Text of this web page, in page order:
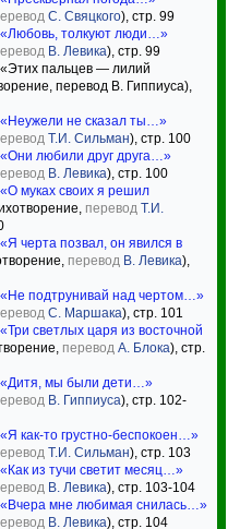
С. Свяцкого), стр. 99
«Любовь, толкуют люди…»
В. Левика), стр. 99
пальцев — лилий
перевод В. Гиппиуса),
«Неужели не сказал ты…»
Т.И. Сильман), стр. 100
«Они любили друг друга…»
В. Левика), стр. 100
«О муках своих я решил
перевод Т.И.
«Я черта позвал, он явился в
перевод В. Левика),
«Не подтрунивай над чертом…»
С. Маршака), стр. 101
«Три светлых царя из восточной
перевод А. Блока), стр.
«Дитя, мы были дети…»
В. Гиппиуса), стр. 102-
«Я как-то грустно-беспокоен…»
Т.И. Сильман), стр. 103
«Как из тучи светит месяц…»
В. Левика), стр. 103-104
«Вчера мне любимая снилась…»
В. Левика), стр. 104